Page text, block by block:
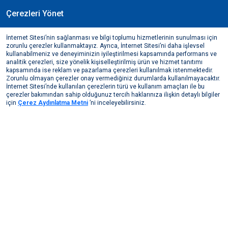
Kasım, 2017
Assan Alüminyum, Sürdürülebilirlikte Topluma Değer
Katıyor
Medya Merkezi Basından Haberler
2017
Assan Alüminyum, Sürdürülebilirlikte Topluma Değer ...
Çerezleri Yönet
İnternet Sitesi’nin sağlanması ve bilgi toplumu hizmetlerinin sunulması için
zorunlu çerezler kullanmaktayız. Ayrıca, İnternet Sitesi’ni daha işlevsel
kullanabilmeniz ve deneyiminizin iyileştirilmesi kapsamında performans ve
analitik çerezleri, size yönelik kişiselleştirilmiş ürün ve hizmet tanıtımı
kapsamında ise reklam ve pazarlama çerezleri kullanılmak istenmektedir.
Zorunlu olmayan çerezler onay vermediğiniz durumlarda kullanılmayacaktır.
İnternet Sitesi’nde kullanılan çerezlerin türü ve kullanım amaçları ile bu
çerezler bakımından sahip olduğunuz tercih haklarınıza ilişkin detaylı bilgiler
için Çerez Aydınlatma Metni ’ni inceleyebilirsiniz.